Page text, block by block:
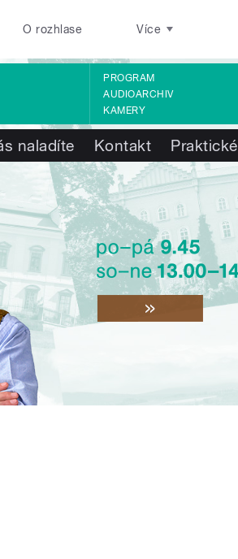
O rozhlase Více
PROGRAM
AUDIOARCHIV
KAMERY
naladíte Kontakt Praktické